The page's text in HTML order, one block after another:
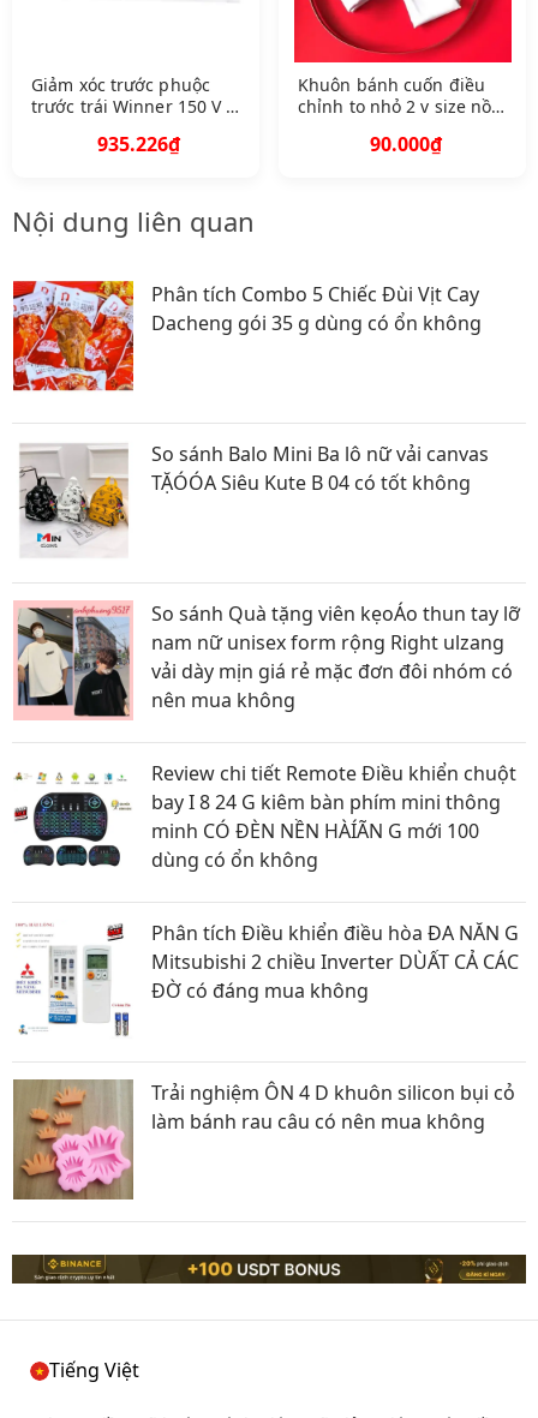
Giảm xóc trước phuộc
trước trái Winner 150 V 1
K 56 N 11 10 B 3 F
935.226₫
Khuôn bánh cuốn điều
chỉnh to nhỏ 2 v size nồi
90.000₫
Nội dung liên quan
Phân tích Combo 5 Chiếc Đùi Vịt Cay
Dacheng gói 35 g dùng có ổn không
So sánh Balo Mini Ba lô nữ vải canvas
TẶÓÓA Siêu Kute B 04 có tốt không
So sánh Quà tặng viên kẹoÁo thun tay lỡ
nam nữ unisex form rộng Right ulzang
vải dày mịn giá rẻ mặc đơn đôi nhóm có
nên mua không
Review chi tiết Remote Điều khiển chuột
bay I 8 24 G kiêm bàn phím mini thông
minh CÓ ĐÈN NỀN HÀÍÃN G mới 100
dùng có ổn không
Phân tích Điều khiển điều hòa ĐA NĂN G
Mitsubishi 2 chiều Inverter DÙẤT CẢ CÁC
ĐỜ có đáng mua không
Trải nghiệm ÔN 4 D khuôn silicon bụi cỏ
làm bánh rau câu có nên mua không
Tiếng Việt